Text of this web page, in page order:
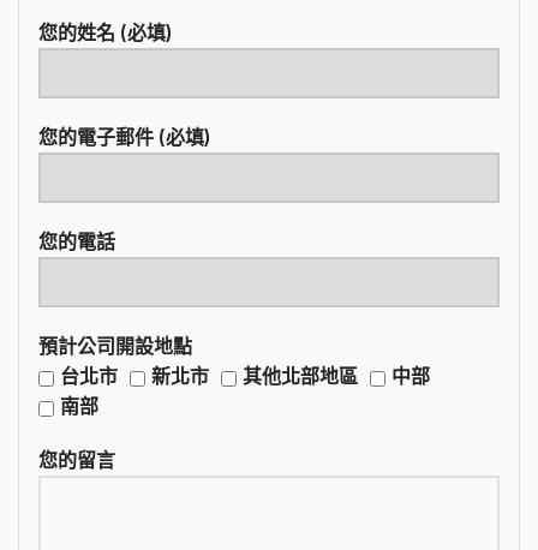
您的姓名 (必填)
您的電子郵件 (必填)
您的電話
預計公司開設地點
台北市
新北市 其他北部地區
中部
南部
您的留言